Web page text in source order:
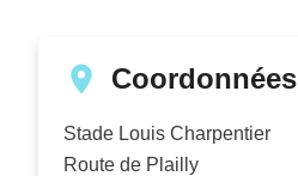
Coordonnées
Stade Louis Charpentier
Route de Plailly